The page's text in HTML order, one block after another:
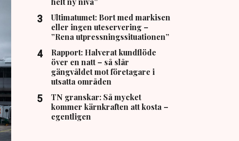
Ultimatumet: Bort med markisen
eller ingen uteservering –
”Rena utpressningssituationen”
Rapport: Halverat kundflöde
över en natt – så slår
gängvåldet mot företagare i
utsatta områden
TN granskar: Så mycket
kommer kärnkraften att kosta –
egentligen